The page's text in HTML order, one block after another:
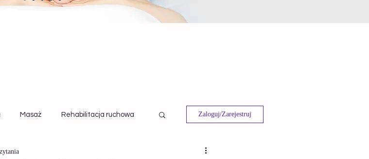
Masaż Rehabilitacja ruchowa
Kosmetyki
Zaloguj/Zarejestruj